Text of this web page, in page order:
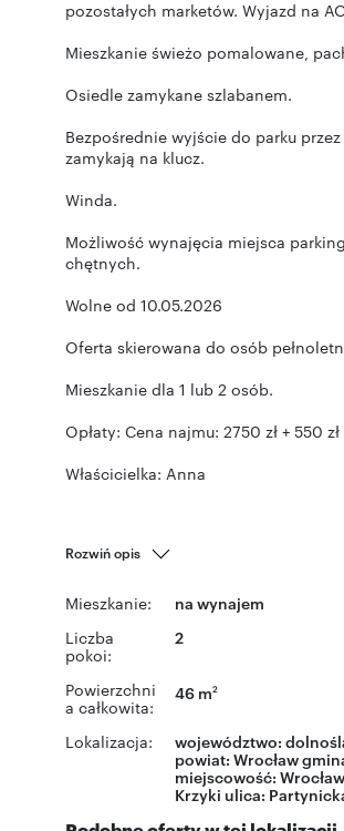
pozostałych marketów. Wyjazd na
Mieszkanie świeżo pomalowane,
Osiedle zamykane szlabanem.
Bezpośrednie wyjście do parku
zamykają na klucz.
Winda.
Możliwość wynajęcia miejsca
chętnych.
Wolne od 10.05.2026
Oferta skierowana do osób
Mieszkanie dla 1 lub 2 osób.
Opłaty: Cena najmu: 2750 zł + 550
Właścicielka: Anna
Rozwiń opis
Mieszkanie: na wynajem
Liczba
pokoi:
2
Powierzchni
a całkowita:
46 m2
Lokalizacja: województwo:
powiat: Wrocław
miejscowość: Wrocław
Krzyki ulica: